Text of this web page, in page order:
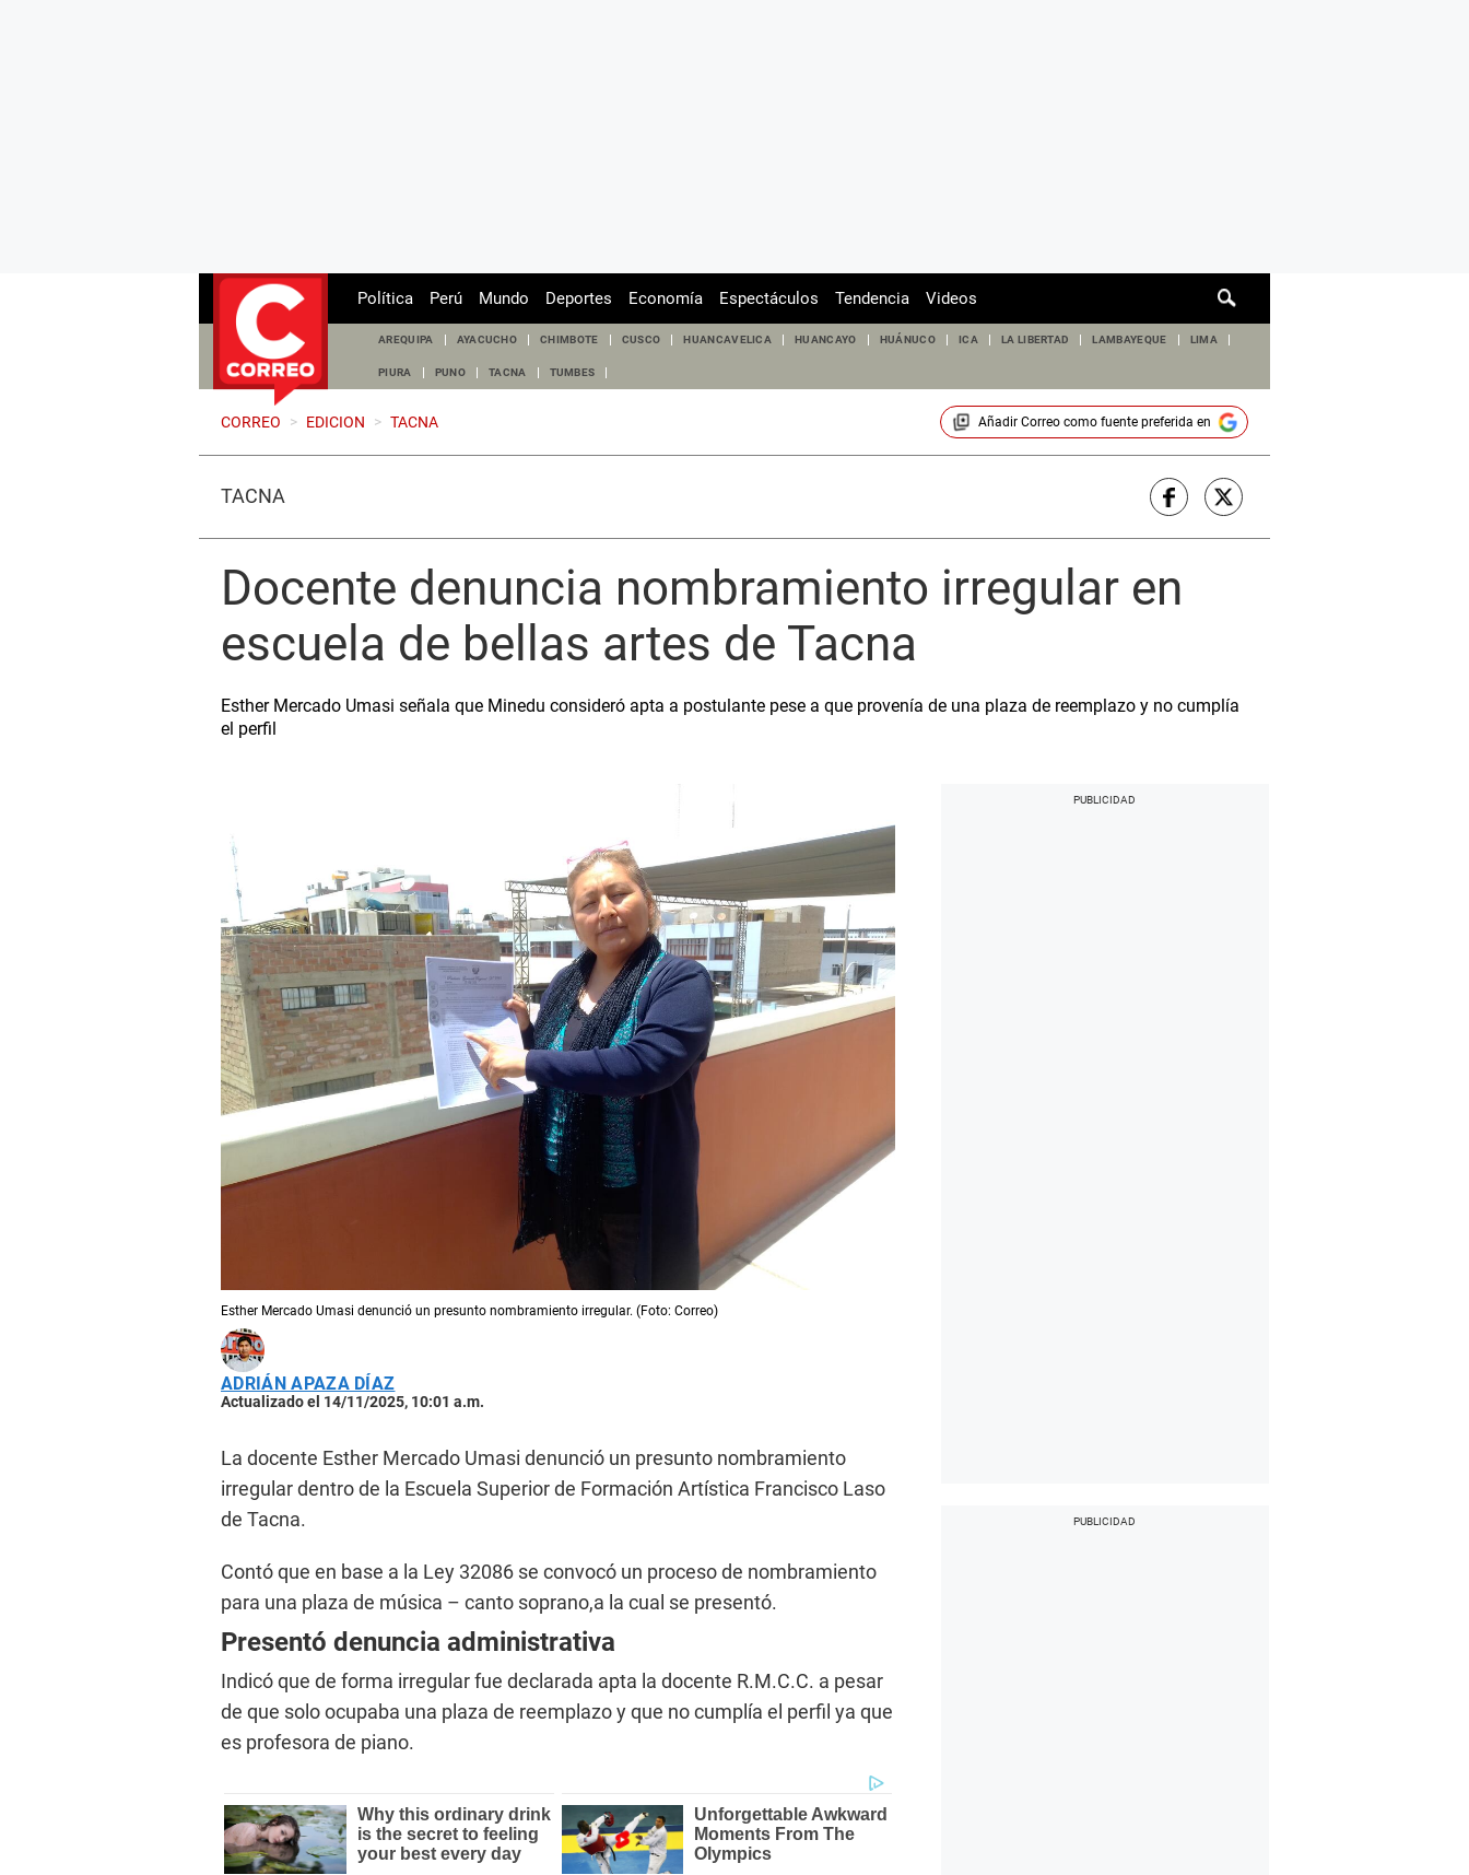
de
Política Perú Mundo Deportes Economía Espectáculos Tendencia Videos
AREQUIPA AYACUCHO CHIMBOTE CUSCO HUANCAVELICA HUANCAYO HUÁNUCO ICA LA LIBERTAD LAMBAYEQUE LIMA
PIURA PUNO TACNA TUMBES
CORREO > EDICION > TACNA Añadir Correocomo fuente preferida en
TACNA
Docente denuncia nombramiento irregular en
escuela de bellas artes de Tacna
Esther Mercado Umasi señala que Minedu consideró apta a postulante pese a que provenía de una plaza de reemplazo y no cumplía
el perfil
Esther Mercado Umasi denunció un presunto nombramiento irregular. (Foto: Correo)
ADRIÁN APAZA DÍAZ
Actualizado el 14/11/2025, 10:01 a.m.
La docente Esther Mercado Umasi denunció un presunto nombramiento
irregular dentro de la Escuela Superior de Formación Artística Francisco Laso
de Tacna.
Contó que en base a la Ley 32086 se convocó un proceso de nombramiento
para una plaza de música – canto soprano,a la cual se presentó.
Presentó denuncia administrativa
Indicó que de forma irregular fue declarada apta la docente R.M.C.C. a pesar
de que solo ocupaba una plaza de reemplazo y que no cumplía el perfil ya que
es profesora de piano.